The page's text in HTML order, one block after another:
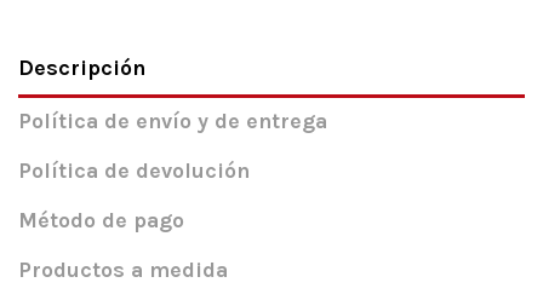
Descripción
Política de envío y de entrega
Política de devolución
Método de pago
Productos a medida